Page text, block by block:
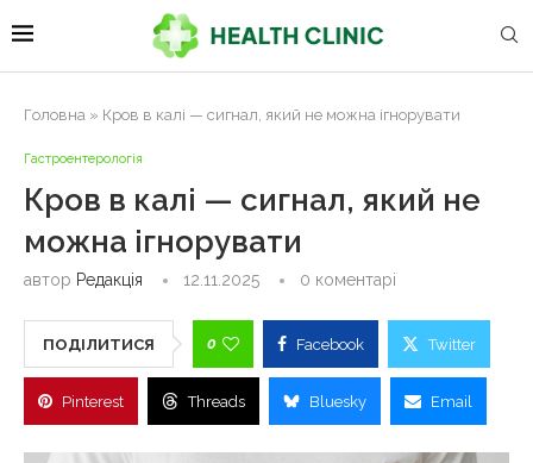
Головна » Кров в калі — сигнал, який не можна ігнорувати
Гастроентерологія
Кров в калі — сигнал, який не
можна ігнорувати
автор Редакція 12.11.2025 0 коментарі
ПОДІЛИТИСЯ 0 Facebook Twitter
Pinterest Threads Bluesky Email